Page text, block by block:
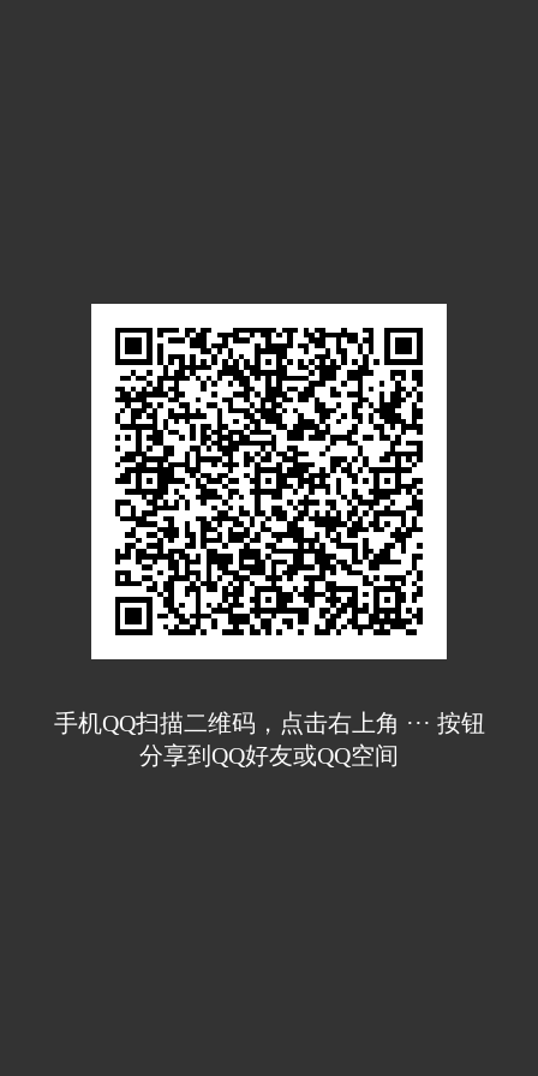
手机QQ扫描二维码，点击右上角 ··· 按钮
分享到QQ好友或QQ空间